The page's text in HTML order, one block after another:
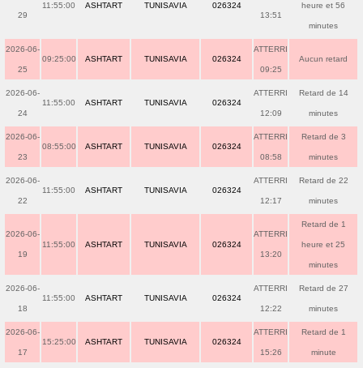
29
11:55:00 ASHTART TUNISAVIA 026324
13:51
heure et 56
minutes
2026-06-
25
09:25:00 ASHTART TUNISAVIA 026324
ATTERRI
09:25
Aucun retard
2026-06-
24
11:55:00 ASHTART TUNISAVIA 026324
ATTERRI
12:09
Retard de 14
minutes
2026-06-
23
08:55:00 ASHTART TUNISAVIA 026324
ATTERRI
08:58
Retard de 3
minutes
2026-06-
22
11:55:00 ASHTART TUNISAVIA 026324
ATTERRI
12:17
Retard de 22
minutes
2026-06-
19
11:55:00 ASHTART TUNISAVIA 026324
ATTERRI
13:20
Retard de 1
heure et 25
minutes
2026-06-
18
11:55:00 ASHTART TUNISAVIA 026324
ATTERRI
12:22
Retard de 27
minutes
2026-06-
17
15:25:00 ASHTART TUNISAVIA 026324
ATTERRI
15:26
Retard de 1
minute